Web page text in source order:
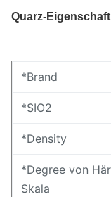
Quarz-Eigenschaft
*Brand
*SIO2
*Density
*Degree von
Skala